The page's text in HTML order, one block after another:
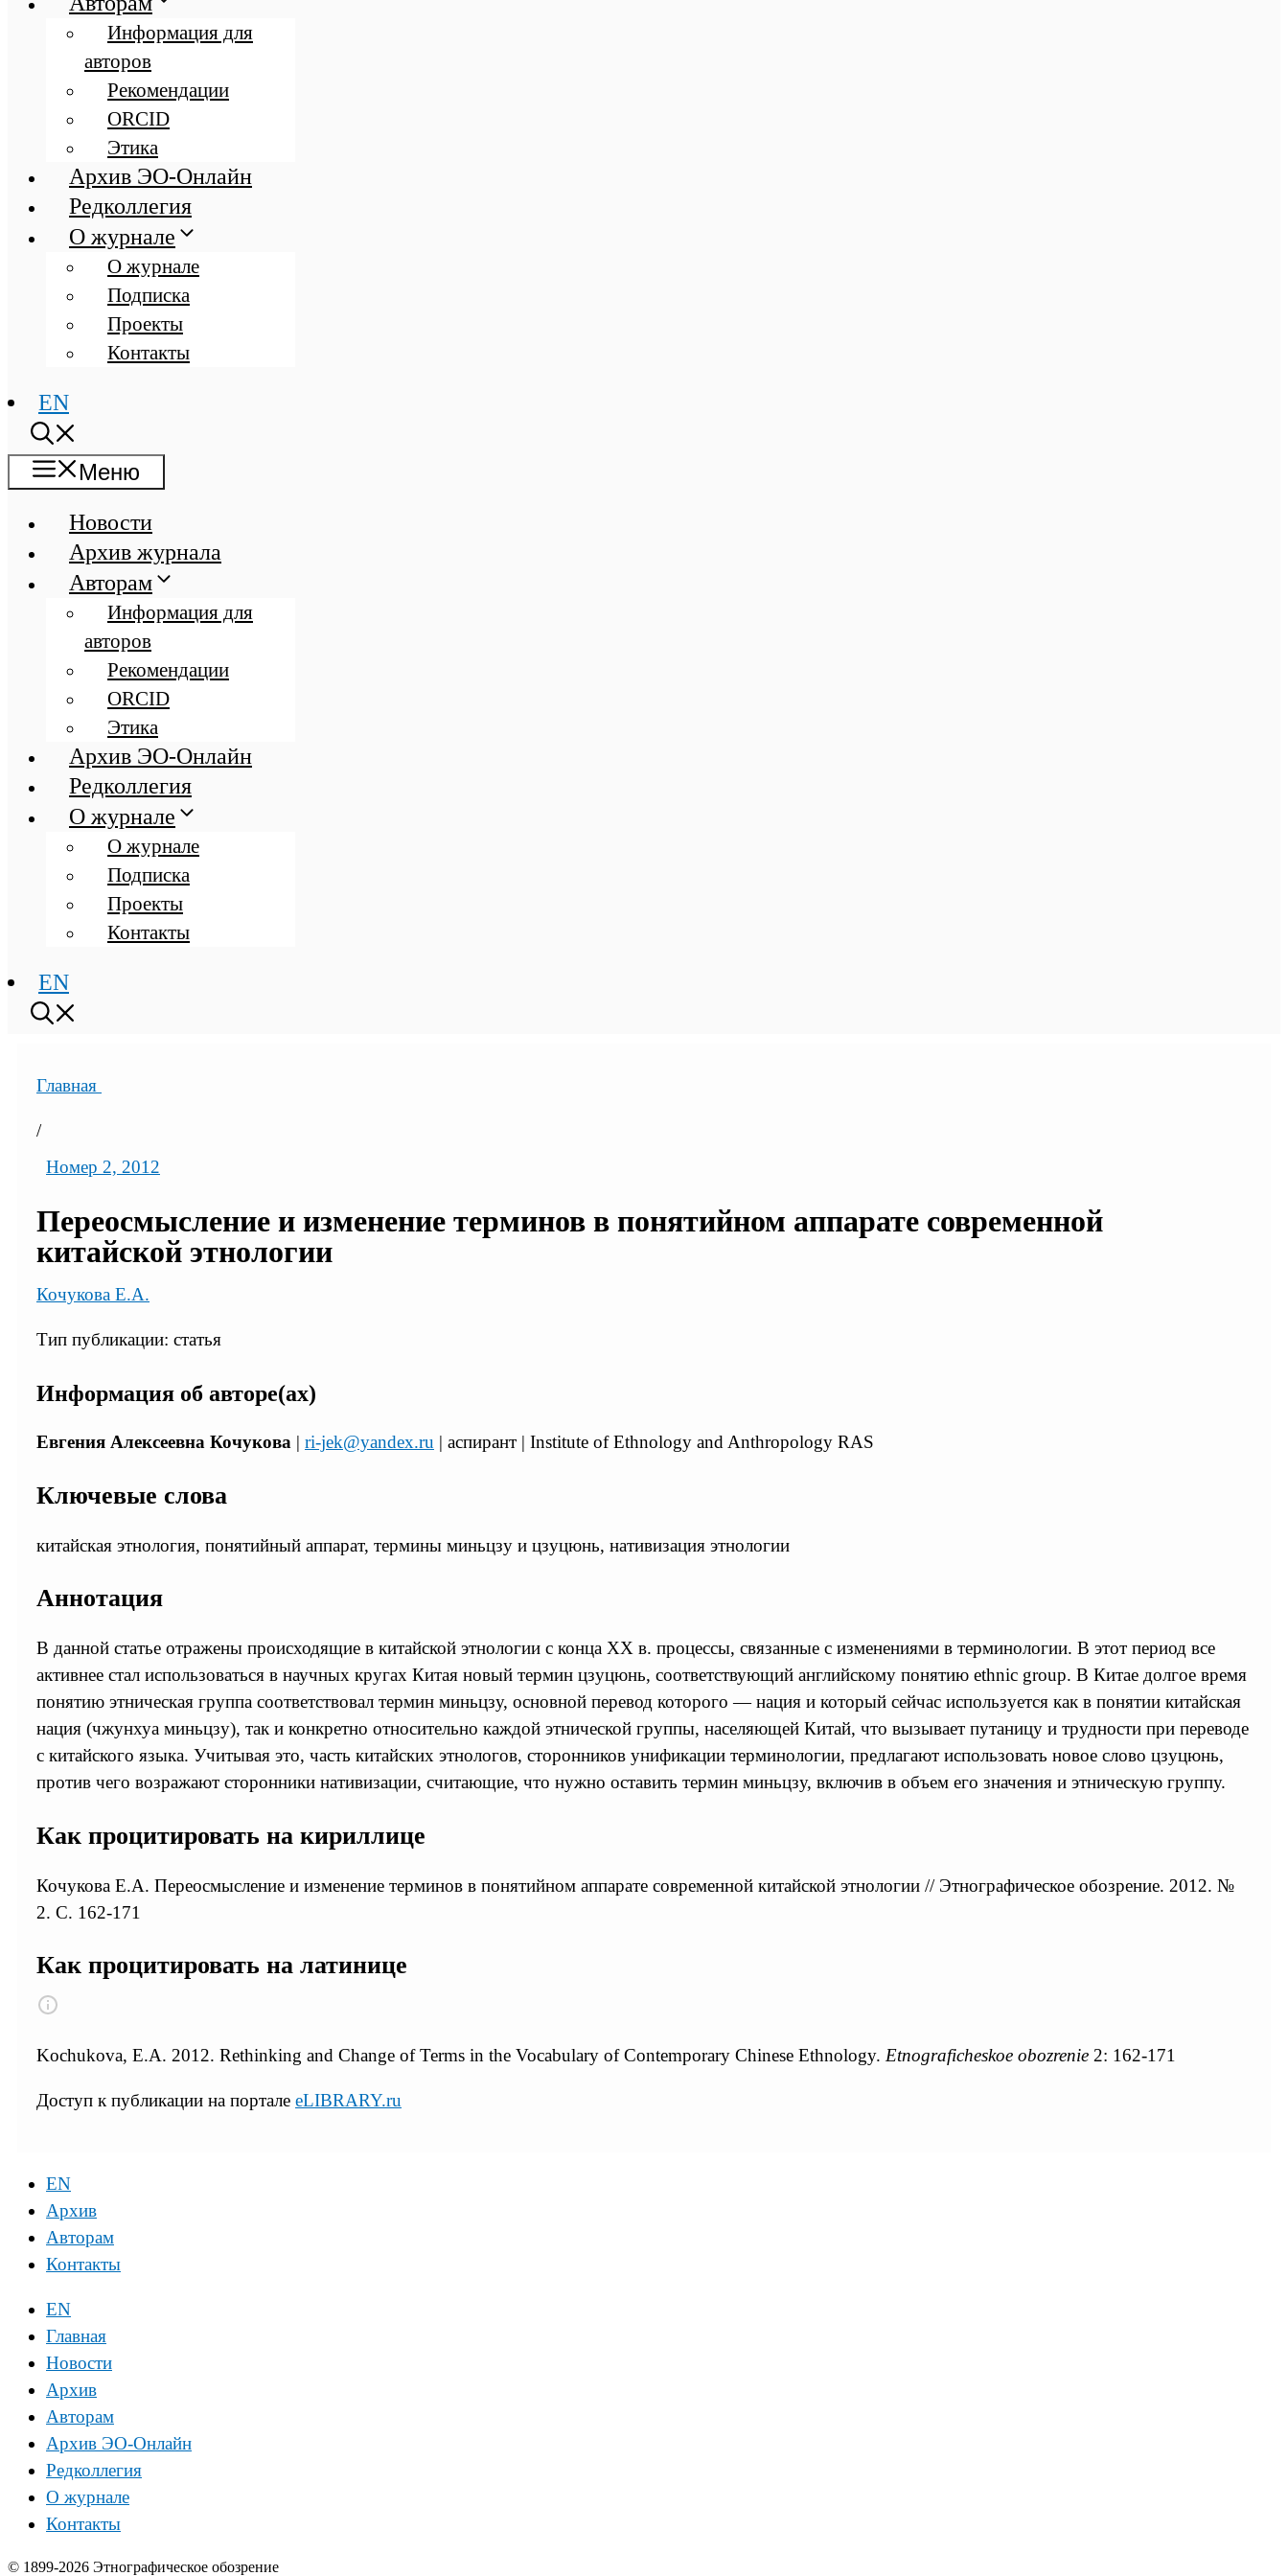
Информация для
авторов
Рекомендации
ORCID
Этика
Архив ЭО-Онлайн
Редколлегия
О журнале
О журнале
Подписка
Проекты
Контакты
EN
Меню
Новости
Архив журнала
Авторам
Информация для
авторов
Рекомендации
ORCID
Этика
Архив ЭО-Онлайн
Редколлегия
О журнале
О журнале
Подписка
Проекты
Контакты
EN
Главная
/
Номер 2, 2012
Переосмысление и изменение терминов в понятийном аппарате современной
китайской этнологии
Кочукова Е.А.
Тип публикации: статья
Информация об авторе(ах)
Евгения Алексеевна Кочукова | ri-jek@yandex.ru | аспирант | Institute of Ethnology and Anthropology RAS
Ключевые слова
китайская этнология, понятийный аппарат, термины миньцзу и цзуцюнь, нативизация этнологии
Аннотация
В данной статье отражены происходящие в китайской этнологии с конца XX в. процессы, связанные с изменениями в терминологии. В этот период все
активнее стал использоваться в научных кругах Китая новый термин цзуцюнь, соответствующий английскому понятию ethnic group. В Китае долгое время
понятию этническая группа соответствовал термин миньцзу, основной перевод которого — нация и который сейчас используется как в понятии китайская
нация (чжунхуа миньцзу), так и конкретно относительно каждой этнической группы, населяющей Китай, что вызывает путаницу и трудности при переводе
с китайского языка. Учитывая это, часть китайских этнологов, сторонников унификации терминологии, предлагают использовать новое слово цзуцюнь,
против чего возражают сторонники нативизации, считающие, что нужно оставить термин миньцзу, включив в объем его значения и этническую группу.
Как процитировать на кириллице
Кочукова Е.А. Переосмысление и изменение терминов в понятийном аппарате современной китайской этнологии // Этнографическое обозрение. 2012. №
2. С. 162-171
Как процитировать на латинице
Kochukova, E.A. 2012. Rethinking and Change of Terms in the Vocabulary of Contemporary Chinese Ethnology. Etnograficheskoe obozrenie 2: 162-171
Доступ к публикации на портале eLIBRARY.ru
EN
Архив
Авторам
Контакты
EN
Главная
Новости
Архив
Авторам
Архив ЭО-Онлайн
Редколлегия
О журнале
Контакты
© 1899-2026 Этнографическое обозрение